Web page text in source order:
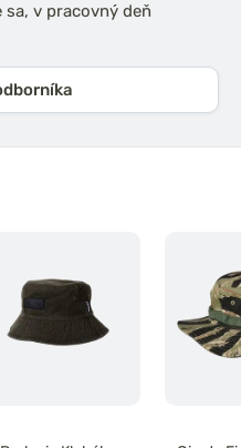
v pracovný deň